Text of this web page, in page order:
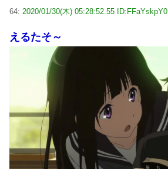
64: 2020/01/30(木) 05:28:52.55 ID:FFaYskpY0
えるたそ～